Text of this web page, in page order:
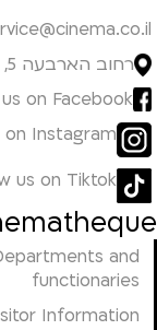
רחוב הארבעה 5, תל אביב
on Facebook
on Instagram
us on Tiktok
and
functionaries
Information